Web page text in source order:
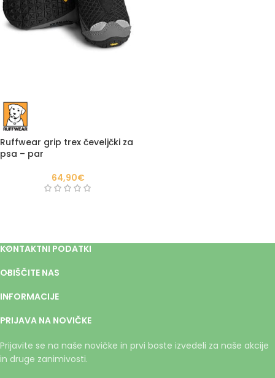
Ruffwear grip trex čeveljčki za
psa – par
64,90€
KONTAKTNI PODATKI
OBIŠČITE NAS
INFORMACIJE
PRIJAVA NA NOVIČKE
Prijavite se na naše novičke in prvi boste izvedeli za naše akcije
in druge zanimivosti.